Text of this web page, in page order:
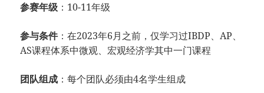
参赛年级 ：10-11年级
参与条件：在2023年6月之前，仅学习过IBDP、AP、
AS课程体系中微观、宏观经济学其中一门课程
团队组成 ：每个团队必须由4名学生组成